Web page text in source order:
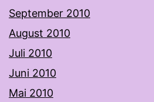
September 2010
August 2010
Juli 2010
Juni 2010
Mai 2010